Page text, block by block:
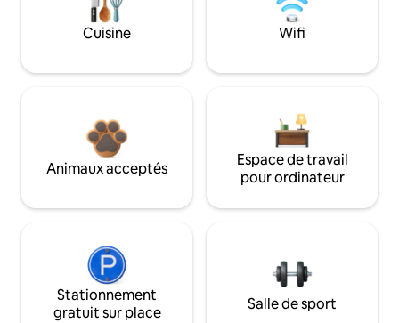
Cuisine Wifi
Animaux acceptés
Espace de travail
pour ordinateur
Stationnement
gratuit sur place
Salle de sport